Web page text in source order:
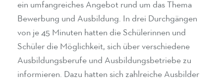
ein umfangreiches Angebot rund um das Thema
Bewerbung und Ausbildung. In drei Durchgängen
von je 45 Minuten hatten die Schülerinnen und
Schüler die Möglichkeit, sich über verschiedene
Ausbildungsberufe und Ausbildungsbetriebe zu
informieren. Dazu hatten sich zahlreiche Ausbilder